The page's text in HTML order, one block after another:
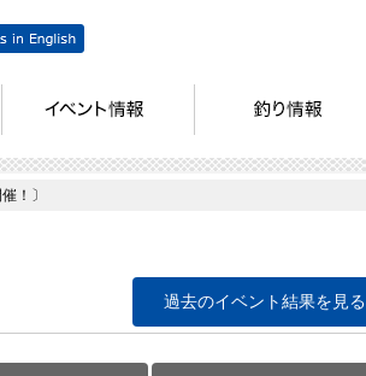
！〕
過去のイベント結果を見る